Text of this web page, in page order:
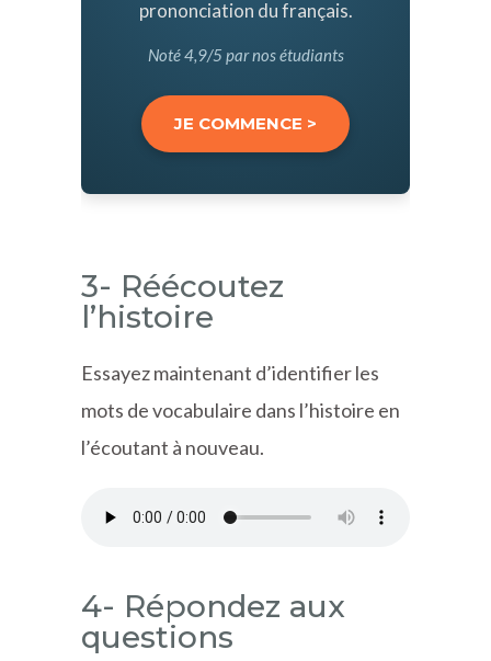
prononciation du français.
Noté 4,9/5 par nos étudiants
JE COMMENCE >
3- Réécoutez
l’histoire
Essayez maintenant d’identifier les
mots de vocabulaire dans l’histoire en
l’écoutant à nouveau.
4- Répondez aux
questions